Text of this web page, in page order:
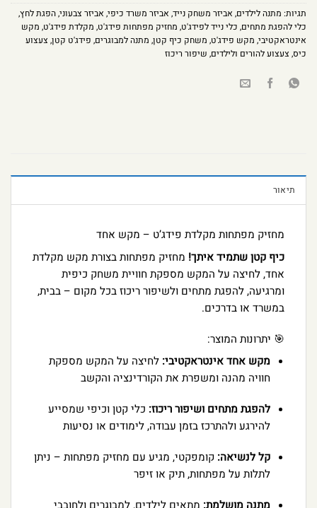
תגיות: מתנה לילדים, אביזר משחק נייד, אביזר משרד כיפי, אביזר צבעוני,הפגת לחץ,
כלי להפגת מתחים, כלי נייד לפידג'ט, מחזיק מפתחות פידג'ט, מקלדת פידג'ט, מקש
אינטראקטיבי, מקש פידג'ט, משחק כיף קטן, מתנה למבוגרים, פידג'ט קטן, צעצוע
כיס, צעצוע להורים ולילדים, שיפור ריכוז
תיאור
מחזיק מפתחות מקלדת פידג’ט – מקש אחד
כיף קטן שתמיד איתך! מחזיק מפתחות בצורת מקש מקלדת
אחד, לחיצה על המקש מספקת חוויית משחק כיפית
ומרגיעה, להפגת מתחים ולשיפור ריכוז בכל מקום – בבית,
במשרד או בדרכים.
🎯 יתרונות המוצר:
מקש אחד אינטראקטיבי: לחיצה על המקש מספקת
חוויה מהנה ומשפרת את הקורדינציה והקשב
להפגת מתחים ושיפור ריכוז: כלי קטן וכיפי שמסייע
להירגע ולהתרכז בזמן עבודה, לימודים או נסיעות
קל לנשיאה: קומפקטי, מגיע עם מחזיק מפתחות – ניתן
לתלות על מפתחות, תיק או זיפר